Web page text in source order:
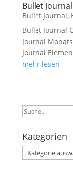
Bullet
Bullet Journal,
Bullet Journal
Journal
Journal
mehr lesen
Suchen
Kategorien
Kategorien